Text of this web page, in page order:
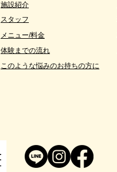
施設紹介
スタッフ
メニュー/料金
体験までの流れ
このような悩みのお持ちの方に